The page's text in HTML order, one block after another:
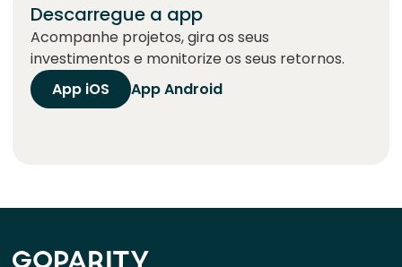
Descarregue a app
Acompanhe projetos, gira os seus
investimentos e monitorize os seus retornos.
App iOS
App Android